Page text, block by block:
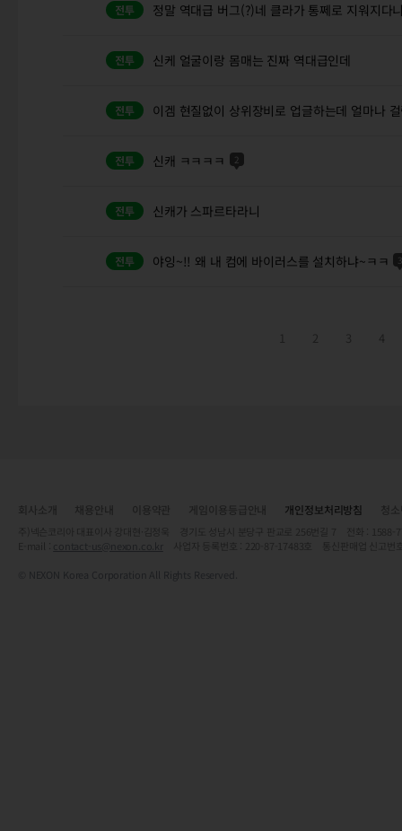
정말 역대급 버그(?)네 클라가 통쩨로 지워지다
신케 얼굴이랑 몸매는 진짜 역대급인데
이겜 현질없이 상위장비로 업글하는데 얼마나
신캐 ㅋㅋㅋㅋ 2
신캐가 스파르타라니
야잉~!! 왜 내 컴에 바이러스를 설치하냐~ㅋㅋ
1 2 3 4
개인정보처리방침
contact-us@nexon.co.kr
© NEXON Korea Corporation All Rights Reserved.